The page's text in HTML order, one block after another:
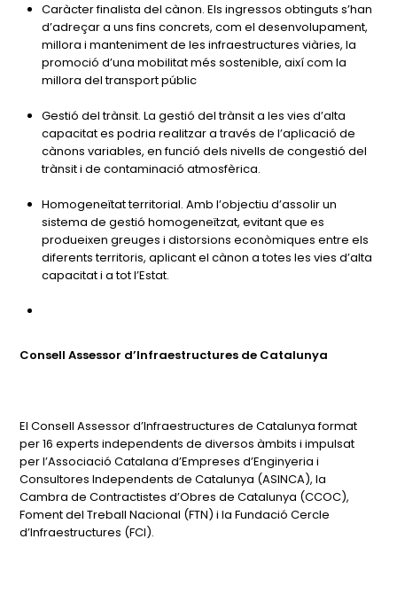
Caràcter finalista del cànon. Els ingressos obtinguts s’han
d’adreçar a uns fins concrets, com el desenvolupament,
millora i manteniment de les infraestructures viàries, la
promoció d’una mobilitat més sostenible, així com la
millora del transport públic
Gestió del trànsit. La gestió del trànsit a les vies d’alta
capacitat es podria realitzar a través de l’aplicació de
cànons variables, en funció dels nivells de congestió del
trànsit i de contaminació atmosfèrica.
Homogeneïtat territorial. Amb l’objectiu d’assolir un
sistema de gestió homogeneïtzat, evitant que es
produeixen greuges i distorsions econòmiques entre els
diferents territoris, aplicant el cànon a totes les vies d’alta
capacitat i a tot l’Estat.
Consell Assessor d’Infraestructures de Catalunya
El Consell Assessor d’Infraestructures de Catalunya format
per 16 experts independents de diversos àmbits i impulsat
per l’Associació Catalana d’Empreses d’Enginyeria i
Consultores Independents de Catalunya (ASINCA), la
Cambra de Contractistes d’Obres de Catalunya (CCOC),
Foment del Treball Nacional (FTN) i la Fundació Cercle
d’Infraestructures (FCI).